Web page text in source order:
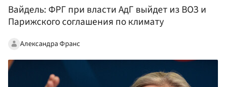
Вайдель: ФРГ при власти АдГ выйдет из ВОЗ и
Парижского соглашения по климату
Александра Франс